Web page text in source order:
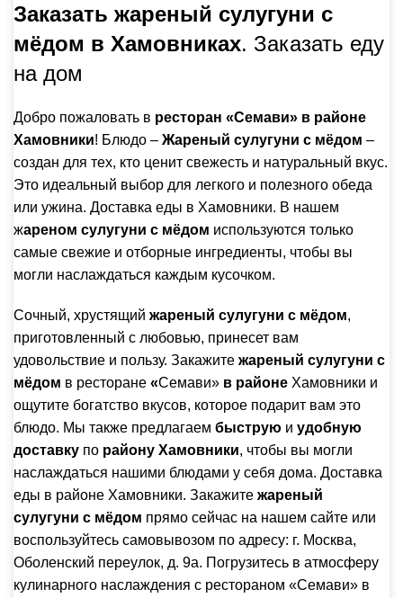
Заказать жареный сулугуни с
мёдом в Хамовниках. Заказать еду
на дом
Добро пожаловать в ресторан «Семави» в районе
Хамовники! Блюдо – Жареный сулугуни с мёдом –
создан для тех, кто ценит свежесть и натуральный вкус.
Это идеальный выбор для легкого и полезного обеда
или ужина. Доставка еды в Хамовники. В нашем
жареном сулугуни с мёдом используются только
самые свежие и отборные ингредиенты, чтобы вы
могли наслаждаться каждым кусочком.
Сочный, хрустящий жареный сулугуни с мёдом,
приготовленный с любовью, принесет вам
удовольствие и пользу. Закажите жареный сулугуни с
мёдом в ресторане «Семави» в районе Хамовники и
ощутите богатство вкусов, которое подарит вам это
блюдо. Мы также предлагаем быструю и удобную
доставку по району Хамовники, чтобы вы могли
наслаждаться нашими блюдами у себя дома. Доставка
еды в районе Хамовники. Закажите жареный
сулугуни с мёдом прямо сейчас на нашем сайте или
воспользуйтесь самовывозом по адресу: г. Москва,
Оболенский переулок, д. 9а. Погрузитесь в атмосферу
кулинарного наслаждения с рестораном «Семави» в